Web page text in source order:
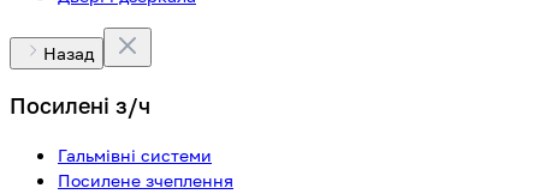
Назад
Посилені з/ч
Гальмівні системи
Посилене зчеплення